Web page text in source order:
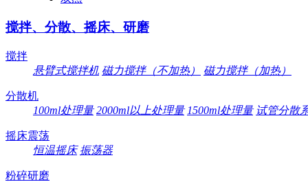
搅拌、分散、摇床、研磨
搅拌
悬臂式搅拌机 磁力搅拌（不加热） 磁力搅拌（加热）
分散机
100ml处理量 2000ml以上处理量 1500ml处理量 试管分散
摇床震荡
恒温摇床 振荡器
粉碎研磨